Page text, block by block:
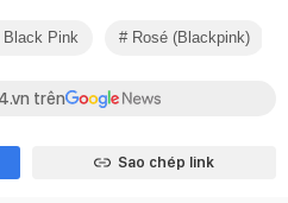
Black Pink Rosé (blackpink)
trên
Sao chép link